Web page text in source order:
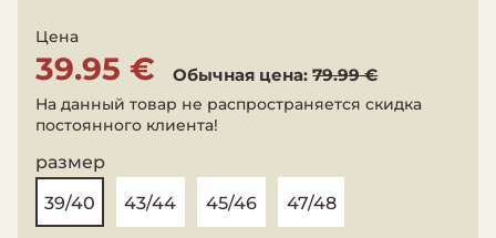
Цена
39.95 € Обычная цена:79.99 €
На данный товар не распространяется скидка
постоянного клиента!
размер
39/40
43/44 45/46 47/48